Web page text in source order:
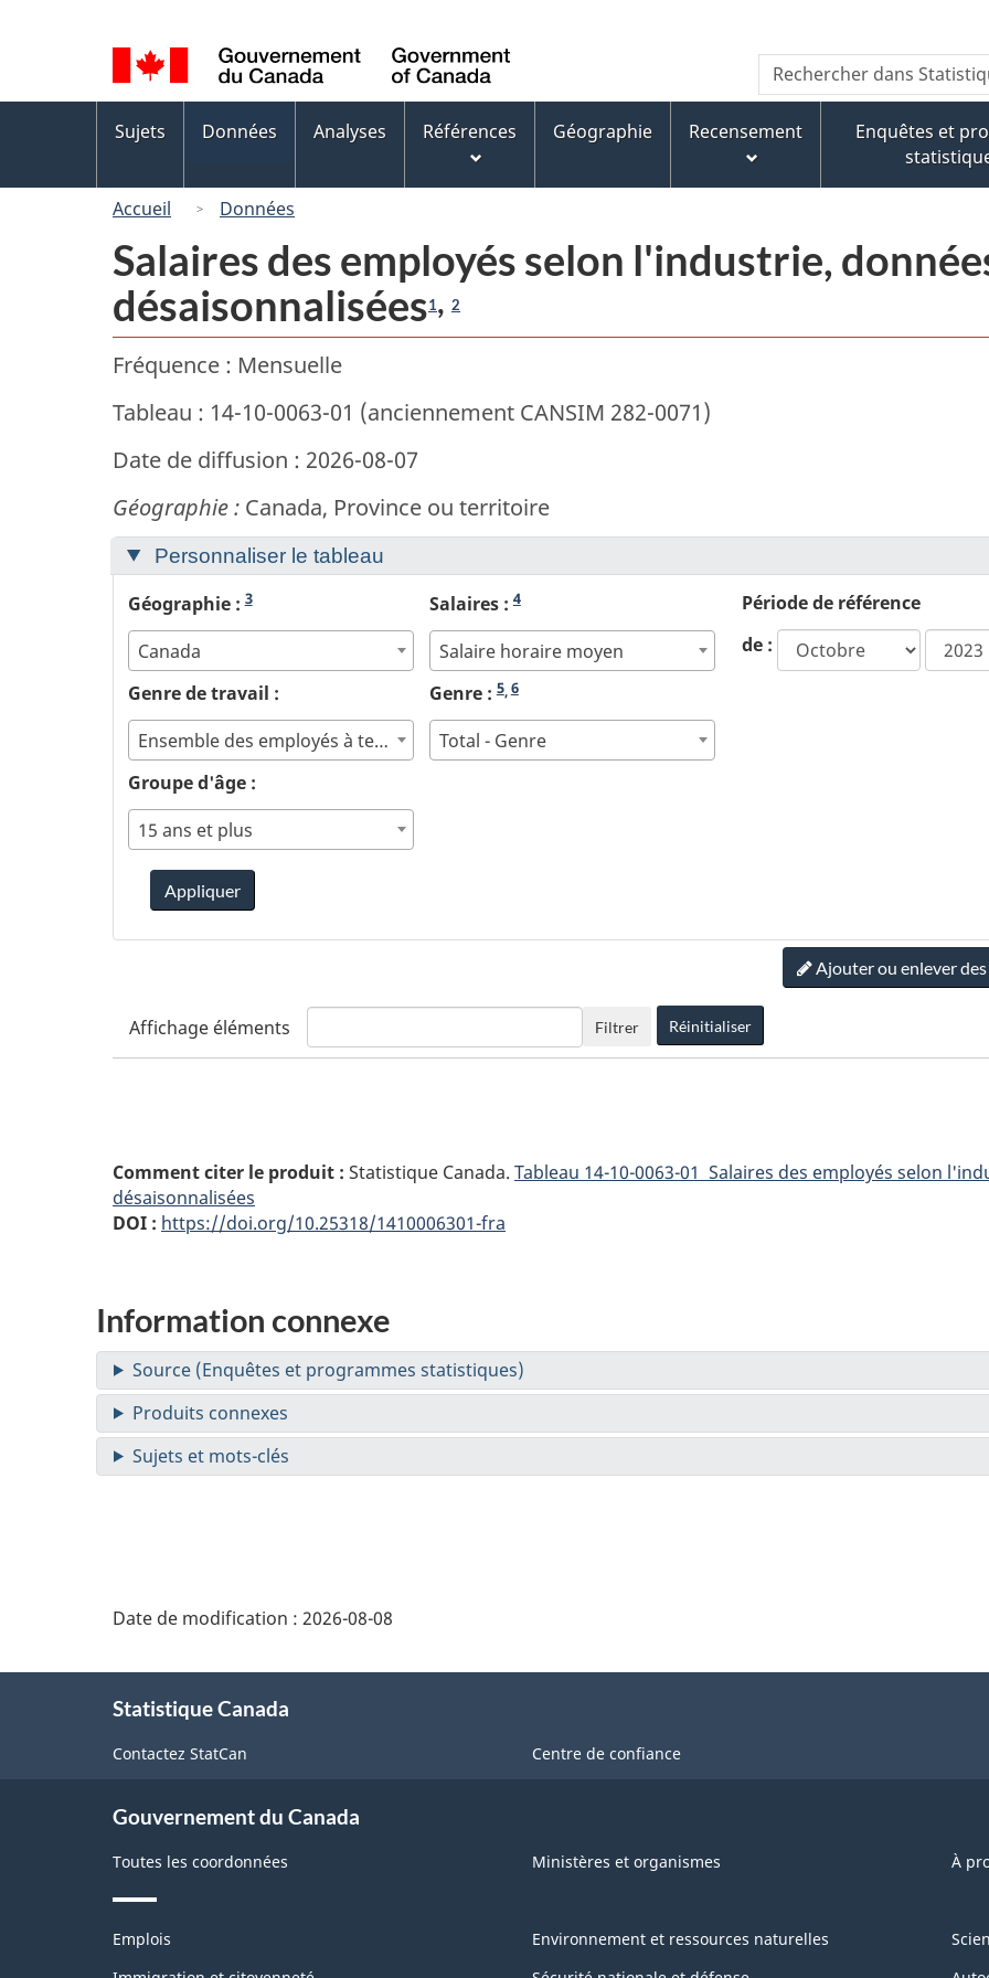
au
contenu
principal
« À
propos
de
ce
version
HTML
simplifiée
de
la
langue
Canada
Recherche
Rechercher
dans
Canada
Menus
des
sujets
Sujets Données Analyses Références Géographie Recensement
Enquêtes et
Accueil Données
Salaires des employés selon l'industrie,
désaisonnalisées1, 2
Fréquence : Mensuelle
Tableau : 14-10-0063-01 (anciennement CANSIM 282-0071)
Date de diffusion : 2026-08-07
Géographie : Canada, Province ou territoire
Personnaliser le tableau
Géographie :3
Canada
Salaires :4
Salaire horaire moyen
Genre de travail :
Ensemble des employés à temps plein et à temps partiel
Genre :5,6
Total - Genre
Groupe d'âge :
15 ans et plus
Période de référence
de :
année
de
Appliquer
Ajouter ou enlever
Affichage éléments Filtrer Réinitialiser
Comment citer le produit : Statistique Canada. Tableau 14-10-0063-01 Salaires des employés selon
désaisonnalisées
DOI : https://doi.org/10.25318/1410006301-fra
Information connexe
Date de modification : 2026-08-08
Statistique Canada
Contactez StatCan Centre de confiance
Gouvernement du Canada
Toutes les coordonnées Ministères et organismes À
Thèmes
Emplois
Environnement et ressources naturelles